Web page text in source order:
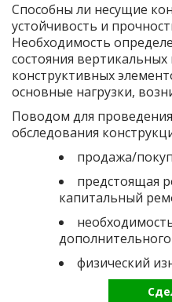
Способны ли несущие
устойчивость и
Необходимость
состояния
конструктивных
основные нагрузки,
Поводом для
обследования
продажа/
предстоящая
капитальный
физический